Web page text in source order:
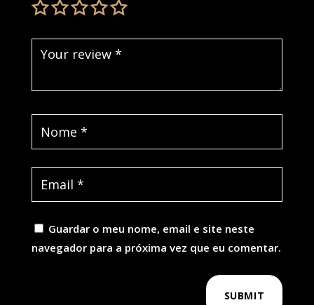
Guardar o meu nome, email e site neste
navegador para a próxima vez que eu comentar.
SUBMIT